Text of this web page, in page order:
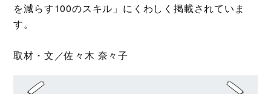
を減らす100のスキル」にくわしく掲載されていま
す。
取材・文／佐々木 奈々子